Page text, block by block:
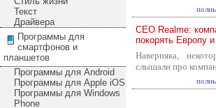
Текст
Драйвера
Программы для
смартфонов и
планшетов
Программы для Android
Программы для Apple iOS
Программы для Windows
Phone
CEO Realme:
покорять Европу
Наверняка,
слышали про